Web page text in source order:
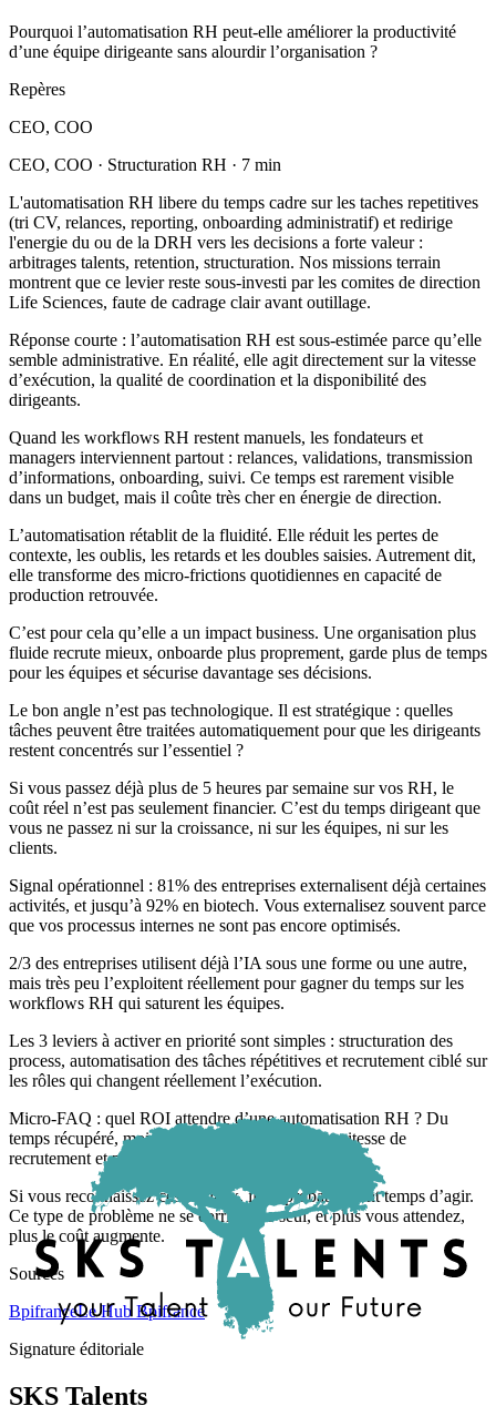
Pourquoi l’automatisation RH peut-elle améliorer la productivité
d’une équipe dirigeante sans alourdir l’organisation ?
Repères
CEO, COO
CEO, COO · Structuration RH · 7 min
L'automatisation RH libere du temps cadre sur les taches repetitives
(tri CV, relances, reporting, onboarding administratif) et redirige
l'energie du ou de la DRH vers les decisions a forte valeur :
arbitrages talents, retention, structuration. Nos missions terrain
montrent que ce levier reste sous-investi par les comites de direction
Life Sciences, faute de cadrage clair avant outillage.
Réponse courte : l’automatisation RH est sous-estimée parce qu’elle
semble administrative. En réalité, elle agit directement sur la vitesse
d’exécution, la qualité de coordination et la disponibilité des
dirigeants.
Quand les workflows RH restent manuels, les fondateurs et
managers interviennent partout : relances, validations, transmission
d’informations, onboarding, suivi. Ce temps est rarement visible
dans un budget, mais il coûte très cher en énergie de direction.
L’automatisation rétablit de la fluidité. Elle réduit les pertes de
contexte, les oublis, les retards et les doubles saisies. Autrement dit,
elle transforme des micro-frictions quotidiennes en capacité de
production retrouvée.
C’est pour cela qu’elle a un impact business. Une organisation plus
fluide recrute mieux, onboarde plus proprement, garde plus de temps
pour les équipes et sécurise davantage ses décisions.
Le bon angle n’est pas technologique. Il est stratégique : quelles
tâches peuvent être traitées automatiquement pour que les dirigeants
restent concentrés sur l’essentiel ?
Si vous passez déjà plus de 5 heures par semaine sur vos RH, le
coût réel n’est pas seulement financier. C’est du temps dirigeant que
vous ne passez ni sur la croissance, ni sur les équipes, ni sur les
clients.
Signal opérationnel : 81% des entreprises externalisent déjà certaines
activités, et jusqu’à 92% en biotech. Vous externalisez souvent parce
que vos processus internes ne sont pas encore optimisés.
2/3 des entreprises utilisent déjà l’IA sous une forme ou une autre,
mais très peu l’exploitent réellement pour gagner du temps sur les
workflows RH qui saturent les équipes.
Les 3 leviers à activer en priorité sont simples : structuration des
process, automatisation des tâches répétitives et recrutement ciblé sur
les rôles qui changent réellement l’exécution.
Micro-FAQ : quel ROI attendre d’une automatisation RH ? Du
temps récupéré, moins d’erreurs, une meilleure vitesse de
recrutement et plus de disponibilité managériale.
Si vous reconnaissez ces signaux, il est probablement temps d’agir.
Ce type de problème ne se corrige pas seul, et plus vous attendez,
plus le coût augmente.
Sources
BpifranceLe Hub Bpifrance
Signature éditoriale
SKS Talents